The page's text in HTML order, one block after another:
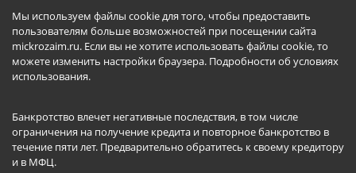
Мы используем файлы cookie для того, чтобы предоставить
пользователям больше возможностей при посещении сайта
mickrozaim.ru. Если вы не хотите использовать файлы cookie, то
можете изменить настройки браузера. Подробности об условиях
использования.
Банкротство влечет негативные последствия, в том числе
ограничения на получение кредита и повторное банкротство в
течение пяти лет. Предварительно обратитесь к своему кредитору
и в МФЦ.